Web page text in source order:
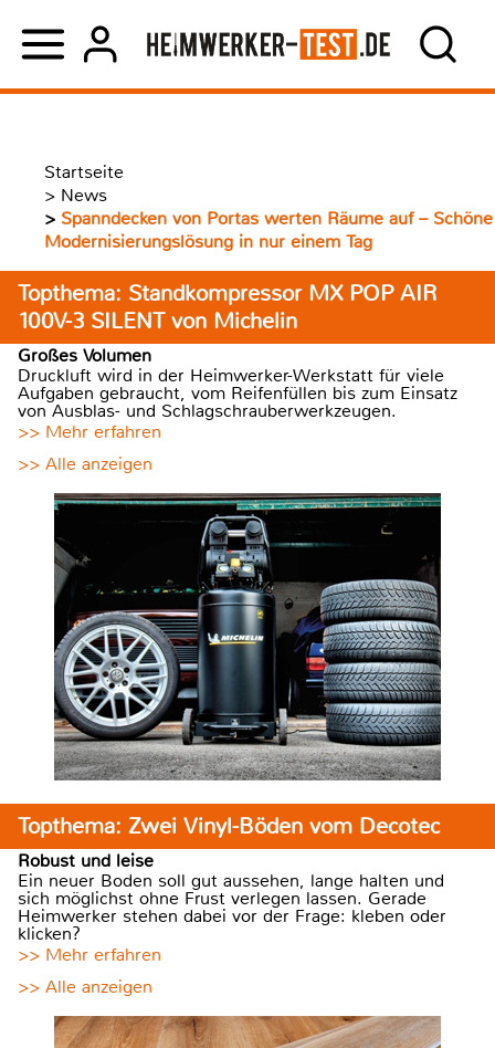
Startseite
> News
> Spanndecken von Portas werten Räume auf – Schöne
Modernisierungslösung in nur einem Tag
Topthema: Standkompressor MX POP AIR
100V-3 SILENT von Michelin
Großes Volumen
Druckluft wird in der Heimwerker-Werkstatt für viele
Aufgaben gebraucht, vom Reifenfüllen bis zum Einsatz
von Ausblas- und Schlagschrauberwerkzeugen.
>> Mehr erfahren
>> Alle anzeigen
Topthema: Zwei Vinyl-Böden vom Decotec
Robust und leise
Ein neuer Boden soll gut aussehen, lange halten und
sich möglichst ohne Frust verlegen lassen. Gerade
Heimwerker stehen dabei vor der Frage: kleben oder
klicken?
>> Mehr erfahren
>> Alle anzeigen